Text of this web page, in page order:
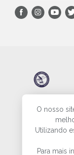
O nosso
Utilizando
Para mais